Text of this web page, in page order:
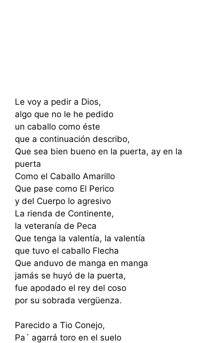
Le voy a pedir a Dios,
algo que no le he pedido
un caballo como éste
que a continuación describo,
Que sea bien bueno en la puerta, ay en la
puerta
Como el Caballo Amarillo
Que pase como El Perico
y del Cuerpo lo agresivo
La rienda de Continente,
la veteranía de Peca
Que tenga la valentía, la valentía
que tuvo el caballo Flecha
Que anduvo de manga en manga
jamás se huyó de la puerta,
fue apodado el rey del coso
por su sobrada vergüenza.
Parecido a Tio Conejo,
Pa´ agarrá toro en el suelo